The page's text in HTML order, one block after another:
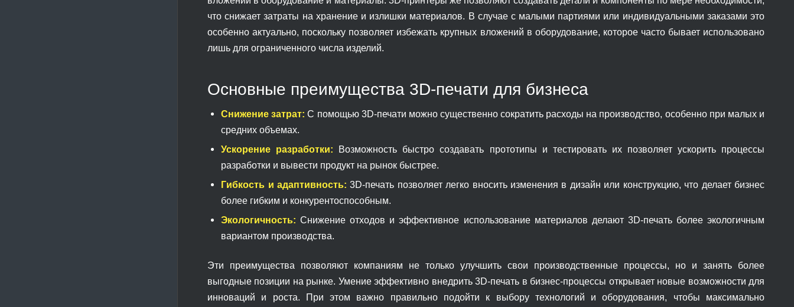
что снижает затраты на хранение и излишки материалов. В случае с малыми партиями или индивидуальными заказами это
особенно актуально, поскольку позволяет избежать крупных вложений в оборудование, которое часто бывает использовано
лишь для ограниченного числа изделий.
Основные преимущества 3D-печати для бизнеса
Снижение затрат: С помощью 3D-печати можно существенно сократить расходы на производство, особенно при малых и
средних объемах.
Ускорение разработки: Возможность быстро создавать прототипы и тестировать их позволяет ускорить процессы
разработки и вывести продукт на рынок быстрее.
Гибкость и адаптивность: 3D-печать позволяет легко вносить изменения в дизайн или конструкцию, что делает бизнес
более гибким и конкурентоспособным.
Экологичность: Снижение отходов и эффективное использование материалов делают 3D-печать более экологичным
вариантом производства.
Эти преимущества позволяют компаниям не только улучшить свои производственные процессы, но и занять более
выгодные позиции на рынке. Умение эффективно внедрить 3D-печать в бизнес-процессы открывает новые возможности для
инноваций и роста. При этом важно правильно подойти к выбору технологий и оборудования, чтобы максимально